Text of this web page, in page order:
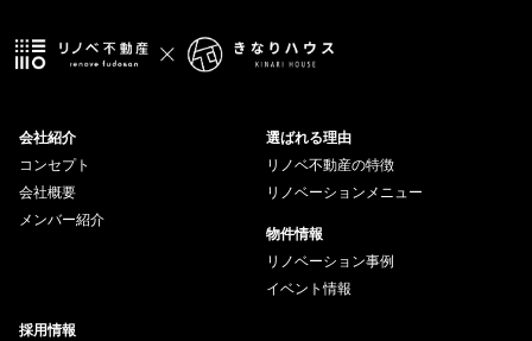
会社紹介
コンセプト
会社概要
メンバー紹介
選ばれる理由
リノベ不動産の特徴
リノベーションメニュー
物件情報
リノベーション事例
イベント情報
採用情報